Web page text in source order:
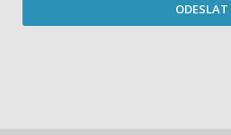
ODESLAT